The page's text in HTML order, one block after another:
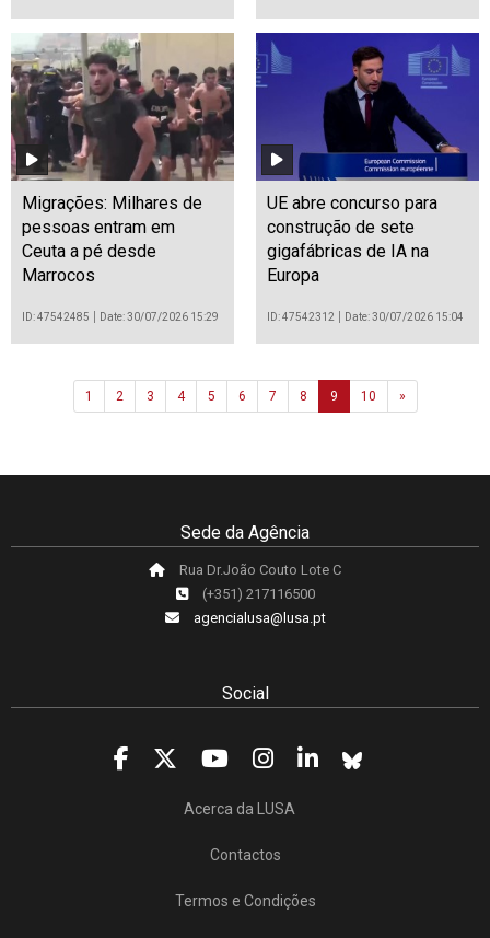
Migrações: Milhares de
pessoas entram em
Ceuta a pé desde
Marrocos
ID: 47542485 Date: 30/07/2026 15:29
UE abre concurso para
construção de sete
gigafábricas de IA na
Europa
ID: 47542312 Date: 30/07/2026 15:04
1 2 3 4 5 6 7 8 9 10 »Next
Sede da Agência
Rua Dr.João Couto Lote C
(+351) 217116500
agencialusa@lusa.pt
Social
Acerca da LUSA
Contactos
Termos e Condições